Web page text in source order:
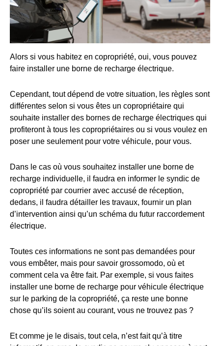
Alors si vous habitez en copropriété, oui, vous pouvez
faire installer une borne de recharge électrique.
Cependant, tout dépend de votre situation, les règles sont
différentes selon si vous êtes un copropriétaire qui
souhaite installer des bornes de recharge électriques qui
profiteront à tous les copropriétaires ou si vous voulez en
poser une seulement pour votre véhicule, pour vous.
Dans le cas où vous souhaitez installer une borne de
recharge individuelle, il faudra en informer le syndic de
copropriété par courrier avec accusé de réception,
dedans, il faudra détailler les travaux, fournir un plan
d’intervention ainsi qu’un schéma du futur raccordement
électrique.
Toutes ces informations ne sont pas demandées pour
vous embêter, mais pour savoir grossomodo, où et
comment cela va être fait. Par exemple, si vous faites
installer une borne de recharge pour véhicule électrique
sur le parking de la copropriété, ça reste une bonne
chose qu’ils soient au courant, vous ne trouvez pas ?
Et comme je le disais, tout cela, n’est fait qu’à titre